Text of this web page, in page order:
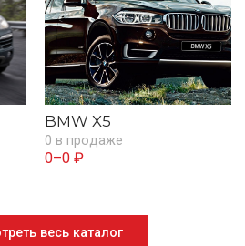
BMW X5
0 в продаже
0–0 ₽
весь каталог